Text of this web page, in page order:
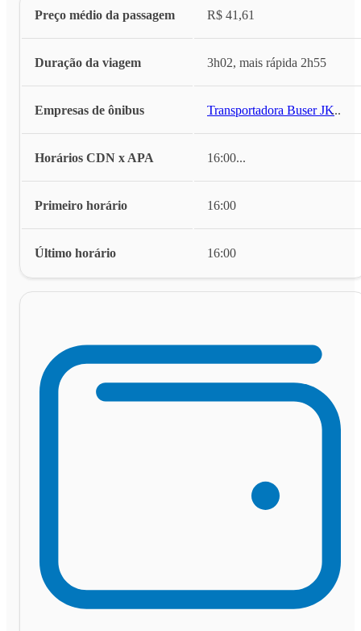
Preço médio da passagem R$ 41,61
Duração da viagem 3h02, mais rápida 2h55
Empresas de ônibus Transportadora Buser JK...
Horários CDN x APA 16:00...
Primeiro horário 16:00
Último horário 16:00